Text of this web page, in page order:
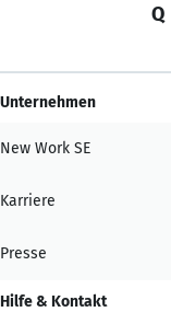
Q
Unternehmen
New Work SE
Karriere
Presse
Hilfe & Kontakt